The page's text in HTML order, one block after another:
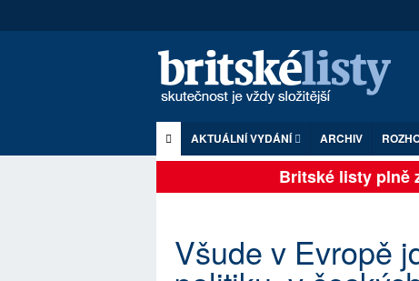
AKTUÁLNÍ VYDÁNÍ ARCHIV
Britské listy plně
Všude v Evropě